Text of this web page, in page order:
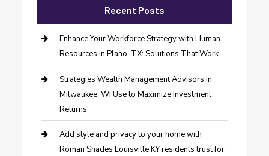
Recent Posts
Enhance Your Workforce Strategy with Human
Resources in Plano, TX: Solutions That Work
Strategies Wealth Management Advisors in
Milwaukee, WI Use to Maximize Investment
Returns
Add style and privacy to your home with
Roman Shades Louisville KY residents trust for